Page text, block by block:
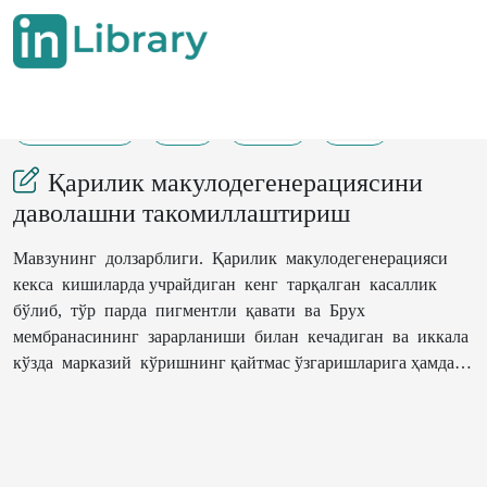
Қарилик макулодегенерациясини
даволашни такомиллаштириш
Мавзунинг долзарблиги. Қарилик макулодегенерацияси
кекса кишиларда учрайдиган кенг тарқалган касаллик
бўлиб, тўр парда пигментли қавати ва Брух
мембранасининг зарарланиши билан кечадиган ва иккала
кўзда марказий кўришнинг қайтмас ўзгаришларига ҳамда